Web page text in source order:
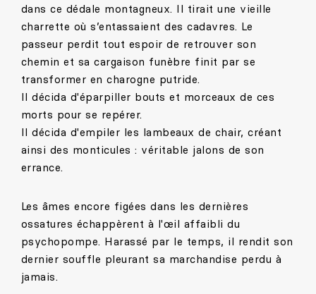
dans ce dédale montagneux. Il tirait une vieille
charrette où s’entassaient des cadavres. Le
passeur perdit tout espoir de retrouver son
chemin et sa cargaison funèbre finit par se
transformer en charogne putride.
Il décida d'éparpiller bouts et morceaux de ces
morts pour se repérer.
Il décida d'empiler les lambeaux de chair, créant
ainsi des monticules : véritable jalons de son
errance.
Les âmes encore figées dans les dernières
ossatures échappèrent à l'œil affaibli du
psychopompe. Harassé par le temps, il rendit son
dernier souffle pleurant sa marchandise perdu à
jamais.